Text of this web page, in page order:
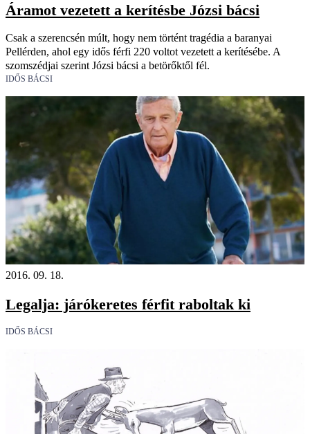
Áramot vezetett a kerítésbe Józsi bácsi
Csak a szerencsén múlt, hogy nem történt tragédia a baranyai
Pellérden, ahol egy idős férfi 220 voltot vezetett a kerítésébe. A
szomszédjai szerint Józsi bácsi a betörőktől fél.
IDŐS BÁCSI
2016. 09. 18.
Legalja: járókeretes férfit raboltak ki
IDŐS BÁCSI